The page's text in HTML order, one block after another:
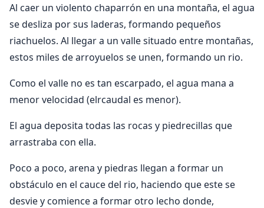
Al caer un violento chaparrón en una montaña, el agua
se desliza por sus laderas, formando pequeños
riachuelos. Al llegar a un valle situado entre montañas,
estos miles de arroyuelos se unen, formando un rio.
Como el valle no es tan escarpado, el agua mana a
menor velocidad (elrcaudal es menor).
El agua deposita todas las rocas y piedrecillas que
arrastraba con ella.
Poco a poco, arena y piedras llegan a formar un
obstáculo en el cauce del rio, haciendo que este se
desvie y comience a formar otro lecho donde,